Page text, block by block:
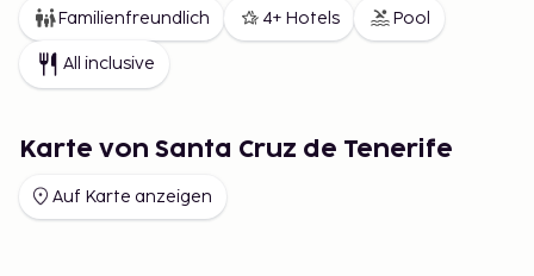
Familienfreundlich 4+ Hotels Pool
All inclusive
Karte von Santa Cruz de Tenerife
Auf Karte anzeigen